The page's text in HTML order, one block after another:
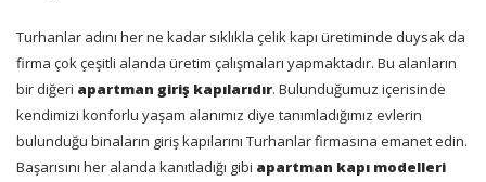
Turhanlar adını her ne kadar sıklıkla çelik kapı üretiminde duysak da
firma çok çeşitli alanda üretim çalışmaları yapmaktadır. Bu alanların
bir diğeri apartman giriş kapılarıdır. Bulunduğumuz içerisinde
kendimizi konforlu yaşam alanımız diye tanımladığımız evlerin
bulunduğu binaların giriş kapılarını Turhanlar firmasına emanet edin.
Başarısını her alanda kanıtladığı gibi apartman kapı modelleri